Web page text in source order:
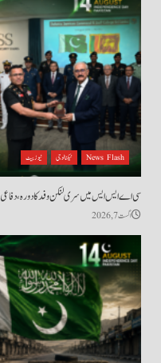
News Flash ٹیکنالوجی نیوز بیٹ
سی اے ایس ایس میں سری لنکن وفد کا دورہ، دفاعی
اگست 7, 2026